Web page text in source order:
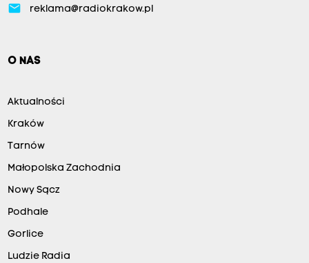
email reklama@radiokrakow.pl
O NAS
Aktualności
Kraków
Tarnów
Małopolska Zachodnia
Nowy Sącz
Podhale
Gorlice
Ludzie Radia